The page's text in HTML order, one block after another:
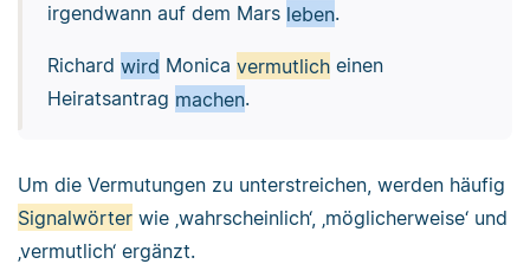
irgendwann auf dem Mars leben.
Richard wird Monica vermutlicheinen
Heiratsantrag machen.
Um die Vermutungen zu unterstreichen, werden häufig
Signalwörter wie ‚wahrscheinlich‘, ‚möglicherweise‘ und
‚vermutlich‘ ergänzt.